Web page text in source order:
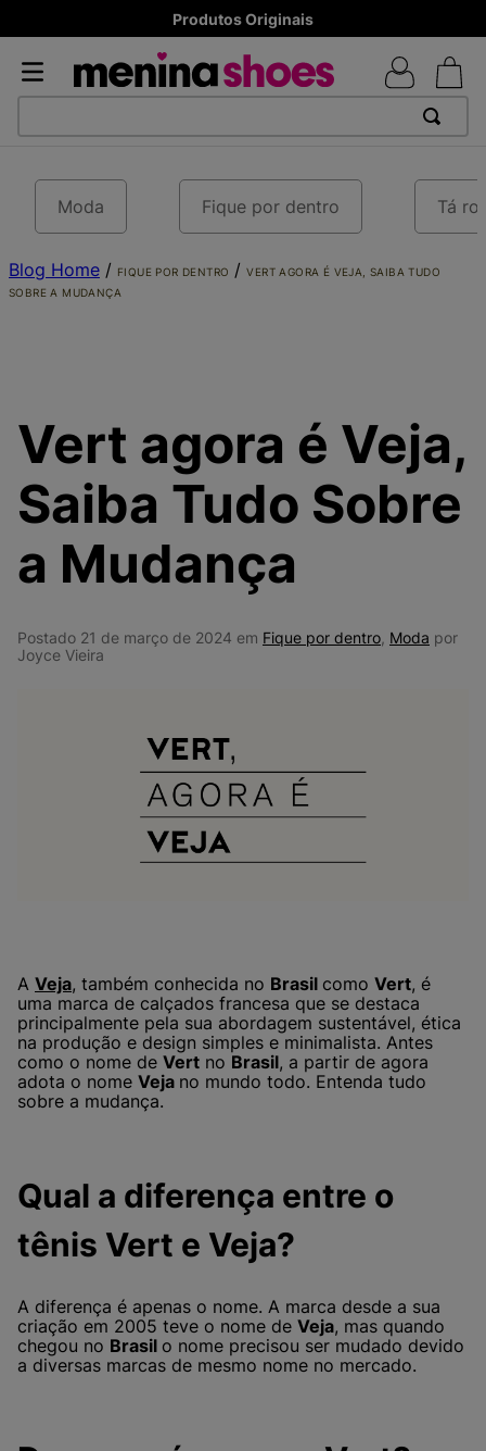
8x sem juros - Parcela mínima R$ 70,00
Moda Fique por dentro Tá
Blog Home / FIQUE POR DENTRO /VERT AGORA É VEJA, SAIBA TUDO
SOBRE A MUDANÇA
Vert agora é Veja,
Saiba Tudo Sobre
a Mudança
Postado 21 de março de 2024 em Fique por dentro Moda por
Joyce Vieira
A Veja, também conhecida no Brasil como Vert, é
uma marca de calçados francesa que se destaca
principalmente pela sua abordagem sustentável, ética
na produção e design simples e minimalista. Antes
como o nome de Vert no Brasil, a partir de agora
adota o nome Veja no mundo todo. Entenda tudo
sobre a mudança.
Qual a diferença entre o
tênis Vert e Veja?
A diferença é apenas o nome. A marca desde a sua
criação em 2005 teve o nome de Veja, mas quando
chegou no Brasil o nome precisou ser mudado devido
a diversas marcas de mesmo nome no mercado.
2º
NEW 9060
3
TÊNIS VEJA WHITE
º
8º
NEW 530
9º
VANS TÊNIS VANS ULTRARANGE